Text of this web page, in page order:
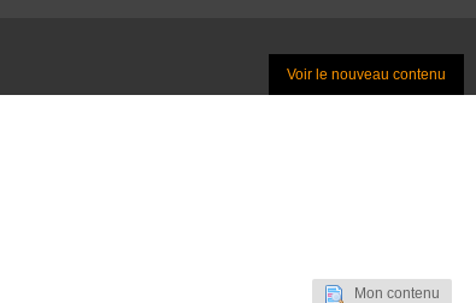
Voir le nouveau contenu
Mon contenu